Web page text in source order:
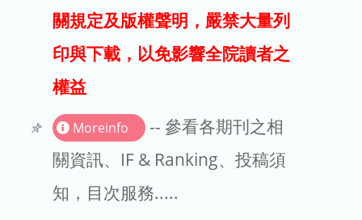
試用
文章處理費
EndNote
關規定及版權聲明，嚴禁大量列
印與下載，以免影響全院讀者之
權益
Moreinfo
-- 參看各期刊之相
關資訊、IF & Ranking、投稿須
知，目次服務.....